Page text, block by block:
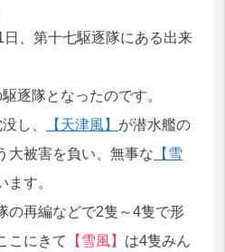
、第十七駆逐隊にある出来
逐隊となったのです。
し、
【天津風】 が潜水艦の
大被害を負い、無事な 【雪
ます。
の再編などで2隻～4隻で形
こにきて
【雪風】 は4隻みん